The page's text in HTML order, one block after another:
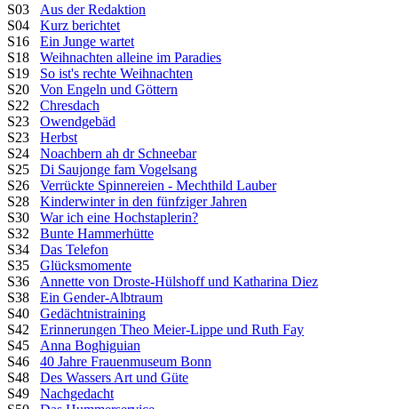
S03 Aus der Redaktion
S04 Kurz berichtet
S16 Ein Junge wartet
S18 Weihnachten alleine im Paradies
S19 So ist's rechte Weihnachten
S20 Von Engeln und Göttern
S22 Chresdach
S23 Owendgebäd
S23 Herbst
S24 Noachbern ah dr Schneebar
S25 Di Saujonge fam Vogelsang
S26 Verrückte Spinnereien - Mechthild Lauber
S28 Kinderwinter in den fünfziger Jahren
S30 War ich eine Hochstaplerin?
S32 Bunte Hammerhütte
S34 Das Telefon
S35 Glücksmomente
S36 Annette von Droste-Hülshoff und Katharina Diez
S38 Ein Gender-Albtraum
S40 Gedächtnistraining
S42 Erinnerungen Theo Meier-Lippe und Ruth Fay
S45 Anna Boghiguian
S46 40 Jahre Frauenmuseum Bonn
S48 Des Wassers Art und Güte
S49 Nachgedacht